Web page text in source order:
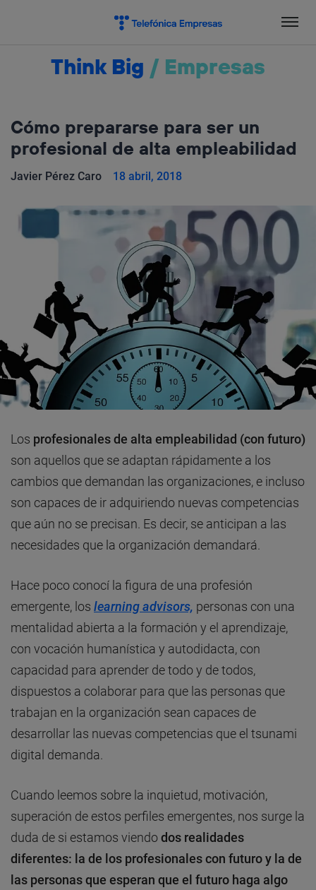
Think Big / Empresas
Cómo prepararse para ser un
profesional de alta empleabilidad
Javier Pérez Caro 18 abril, 2018
Los profesionales de alta empleabilidad (con futuro)
son aquellos que se adaptan rápidamente a los
cambios que demandan las organizaciones, e incluso
son capaces de ir adquiriendo nuevas competencias
que aún no se precisan. Es decir, se anticipan a las
necesidades que la organización demandará.
Hace poco conocí la figura de una profesión
emergente, los learning advisors, personas con una
mentalidad abierta a la formación y el aprendizaje,
con vocación humanística y autodidacta, con
capacidad para aprender de todo y de todos,
dispuestos a colaborar para que las personas que
trabajan en la organización sean capaces de
desarrollar las nuevas competencias que el tsunami
digital demanda.
Cuando leemos sobre la inquietud, motivación,
superación de estos perfiles emergentes, nos surge la
duda de si estamos viendodos realidades
diferentes: la de los profesionales con futuroy la de
las personas que esperan que el futuro haga algo